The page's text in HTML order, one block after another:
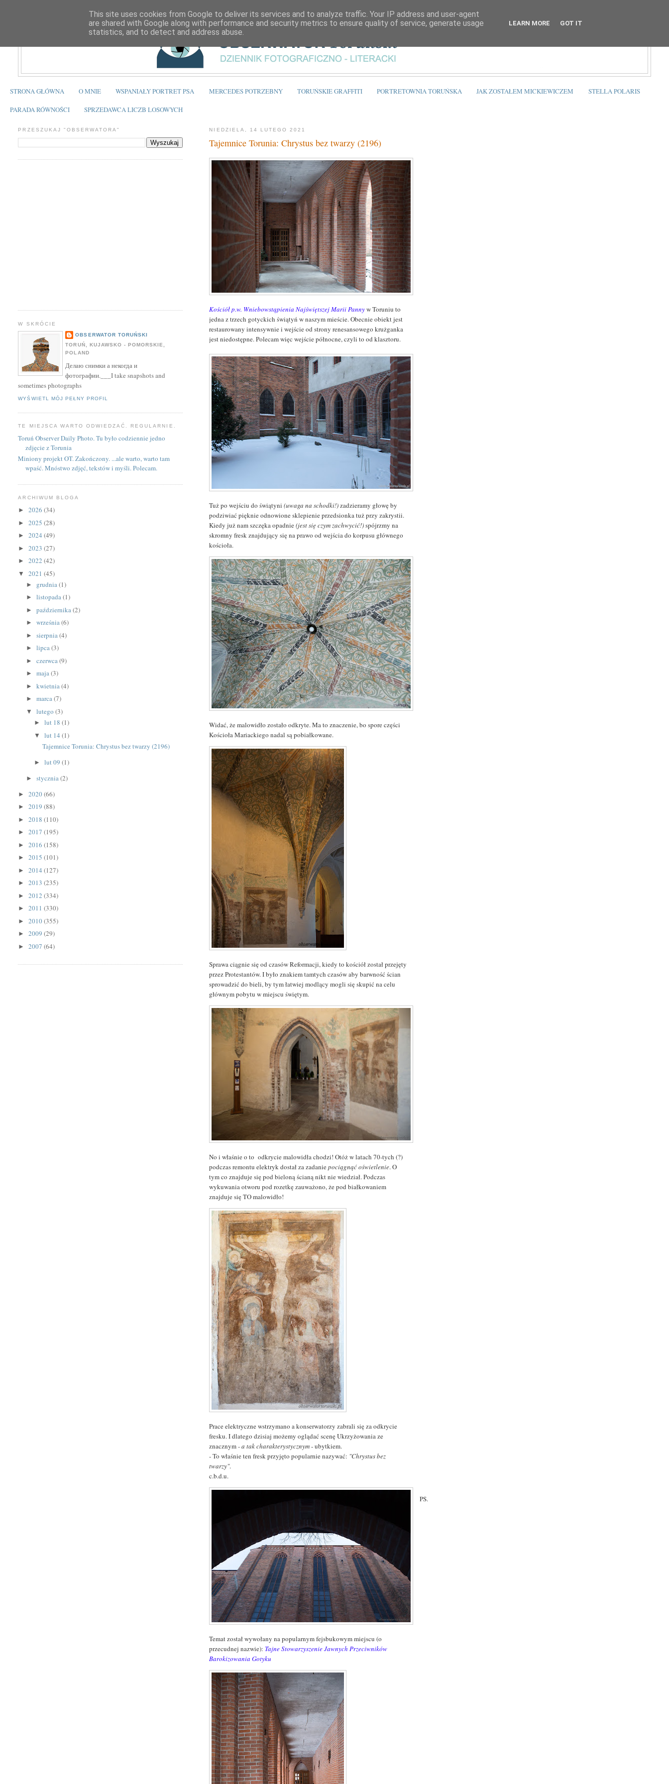
STRONA GŁÓWNA O MNIE WSPANIAŁY PORTRET PSA MERCEDES POTRZEBNY TORUŃSKIE GRAFFITI PORTRETOWNIA TORUŃSKA JAK ZOSTAŁEM MICKIEWICZEM STELLA POLARIS
PARADA RÓWNOŚCI SPRZEDAWCA LICZB LOSOWYCH
NIEDZIELA, 14 LUTEGO 2021
Tajemnice Torunia: Chrystus bez twarzy (2196)
Kościół p.w. Wniebowstąpienia Najświętszej Marii Pannyw Toruniu to
jedna z trzech gotyckich świątyń w naszym mieście. Obecnie obiekt jest
restaurowany intensywnie i wejście od strony renesansowego krużganka
jest niedostępne. Polecam więc wejście północne, czyli to od klasztoru.
Tuż po wejściu do świątyni(uwaga na schodki!)zadzieramy głowę by
podziwiać pięknie odnowione sklepienie przedsionka tuż przy zakrystii.
Kiedy już nam szczęka opadnie(jest się czym zachwycić!)spójrzmy na
skromny fresk znajdujący się na prawo od wejścia do korpusu głównego
kościoła.
Widać, że malowidło zostało odkryte. Ma to znaczenie, bo spore części
Kościoła Mariackiego nadal są pobiałkowane.
Sprawa ciągnie się od czasów Reformacji, kiedy to kościół został przejęty
przez Protestantów. I było znakiem tamtych czasów aby barwność ścian
sprowadzić do bieli, by tym łatwiej modlący mogli się skupić na celu
głównym pobytu w miejscu świętym.
No i właśnie o to odkrycie malowidła chodzi! Otóż w latach 70-tych (?)
podczas remontu elektryk dostał za zadaniepociągnąć oświetlenie. O
tym co znajduje się pod bieloną ścianą nikt nie wiedział. Podczas
wykuwania otworu pod rozetkę zauważono, że pod białkowaniem
znajduje się TO malowidło!
Prace elektryczne wstrzymano a konserwatorzy zabrali się za odkrycie
fresku. I dlatego dzisiaj możemy oglądać scenę Ukrzyżowania ze
znacznym- a tak charakterystycznym- ubytkiem.
- To właśnie ten fresk przyjęto popularnie nazywać: "Chrystus bez
twarzy".
c.b.d.u.
PS.
Temat został wywołany na popularnym fejsbukowym miejscu (o
przecudnej nazwie): Tajne Stowarzyszenie Jawnych Przeciwników
Barokizowania Gotyku
PRZESZUKAJ "OBSERWATORA"
W SKRÓCIE
OBSERWATOR TORUŃSKI
TORUŃ, KUJAWSKO - POMORSKIE,
POLAND
Делаю снимки а некогда и
фотографии.___I take snapshots and
sometimes photographs
WYŚWIETL MÓJ PEŁNY PROFIL
TE MIEJSCA WARTO ODWIEDZAĆ. REGULARNIE.
Toruń Observer Daily Photo. Tu było codziennie jedno
zdjęcie z Torunia
Miniony projekt OT. Zakończony. ...ale warto, warto tam
wpaść. Mnóstwo zdjęć, tekstów i myśli. Polecam.
ARCHIWUM BLOGA
►2026(34)
►2025(28)
►2024(49)
►2023(27)
►2022(42)
▼2021(45)
► grudnia(1)
►listopada(1)
►października(2)
►września(6)
►sierpnia(4)
►lipca(3)
►czerwca(9)
►maja(3)
►kwietnia(4)
►marca(7)
▼lutego(3)
► lut 18 (1)
▼ lut 14 (1)
Tajemnice Torunia: Chrystus bez twarzy (2196)
► lut 09 (1)
►stycznia(2)
►2020(66)
►2019(88)
►2018(110)
►2017(195)
►2016(158)
►2015(101)
►2014(127)
►2013(235)
►2012(334)
►2011(330)
►2010(355)
►2009(29)
►2007(64)
This site uses cookies from Google to deliver its services and to analyze traffic. Your IP address and user-agent
are shared with Google along with performance and security metrics to ensure quality of service, generate usage
statistics, and to detect and address abuse.
LEARN MORE GOT IT